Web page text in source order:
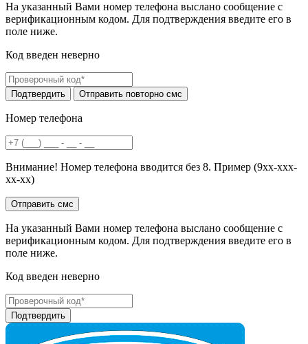
На указанный Вами номер телефона выслано сообщение с
верификационным кодом. Для подтверждения введите его в
поле ниже.
Код введен неверно
Номер телефона
Внимание! Номер телефона вводится без 8. Пример (9хх-ххх-
хх-хх)
На указанный Вами номер телефона выслано сообщение с
верификационным кодом. Для подтверждения введите его в
поле ниже.
Код введен неверно